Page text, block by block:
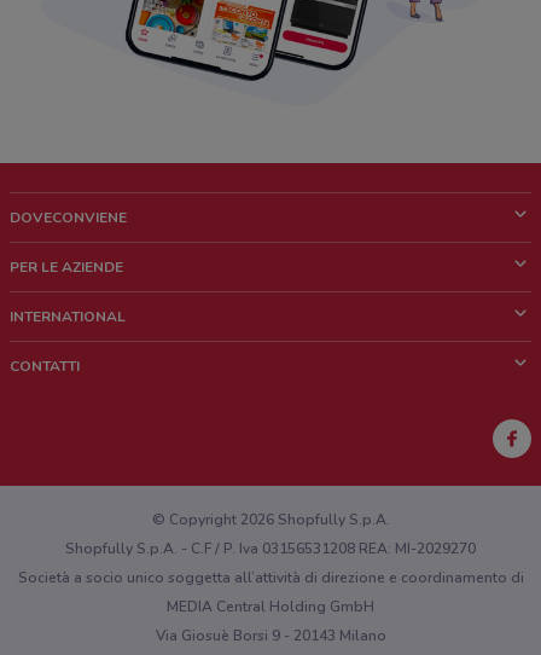
DOVECONVIENE
Chi siamo
Lavora con noi
PER LE AZIENDE
Richieste commerciali e marketing
INTERNATIONAL
CONTATTI
Hai un malfunzionamento sul web o sull'app?
© Copyright 2026 Shopfully S.p.A.
Shopfully S.p.A. - C.F / P. Iva 03156531208 REA: MI-2029270
Società a socio unico soggetta all’attività di direzione e coordinamento di
MEDIA Central Holding GmbH
Via Giosuè Borsi 9 - 20143 Milano